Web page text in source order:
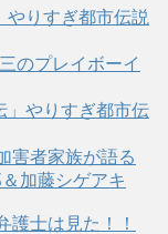
りすぎ都市伝説
のプレイボーイ
」やりすぎ都市伝
害者家族が語る
加藤シゲアキ
士は見た！！